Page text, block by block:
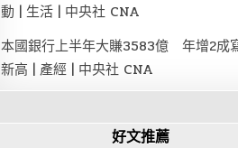
動 | 生活 | 中央社 CNA
本國銀行上半年大賺3583億 年增2成
新高 | 產經 | 中央社 CNA
好文推薦